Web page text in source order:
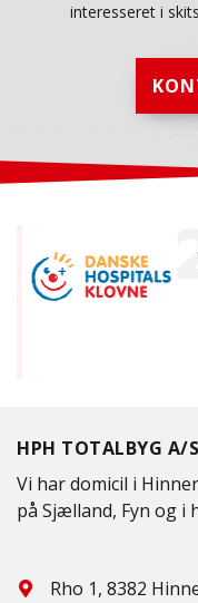
interesseret i
HPH TOTALBYG A/S
Vi har domicil i
på Sjælland, Fyn og i
Rho 1, 8382